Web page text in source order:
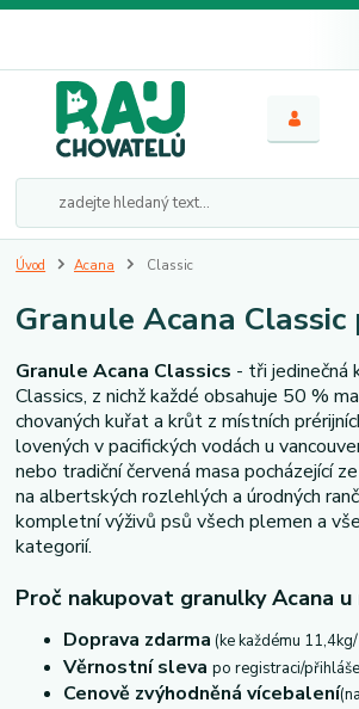
Úvod Acana Classic
Granule Acana Classic
Granule Acana Classics - tři jedinečná
Classics, z nichž každé obsahuje 50 %
chovaných kuřat a krůt z místních
lovených v pacifických vodách u
nebo tradiční červená masa pocházející
na albertských rozlehlých a úrodných
kompletní výživů psů všech plemen a
kategorií.
Proč nakupovat granulky Acana u
Doprava zdarma (ke každému
Věrnostní slevapo registraci/
Cenově zvýhodněná vícebalení